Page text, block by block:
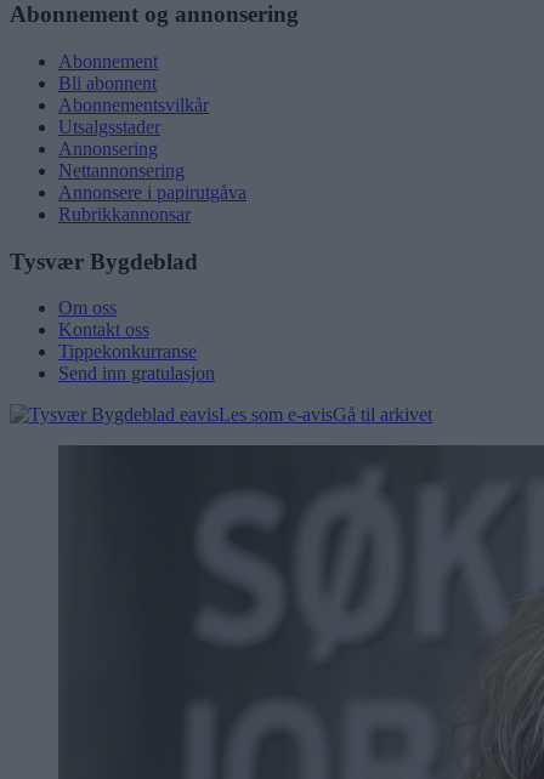
Abonnement og annonsering
Abonnement
Bli abonnent
Abonnementsvilkår
Utsalgsstader
Annonsering
Nettannonsering
Annonsere i papirutgåva
Rubrikkannonsar
Tysvær Bygdeblad
Om oss
Kontakt oss
Tippekonkurranse
Send inn gratulasjon
Les som e-avisGå til arkivet